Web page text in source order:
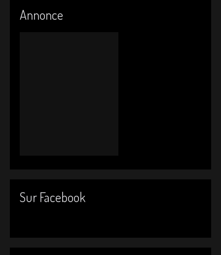
Annonce
Sur Facebook